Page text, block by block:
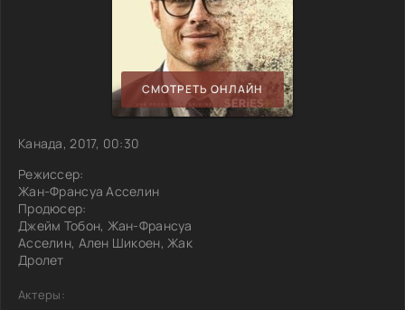
СМОТРЕТЬ ОНЛАЙН
Канада, 2017, 00:30
Режиссер:
Жан-Франсуа Асселин
Продюсер:
Джейм Тобон, Жан-Франсуа
Асселин, Ален Шикоен, Жак
Дролет
Актеры: